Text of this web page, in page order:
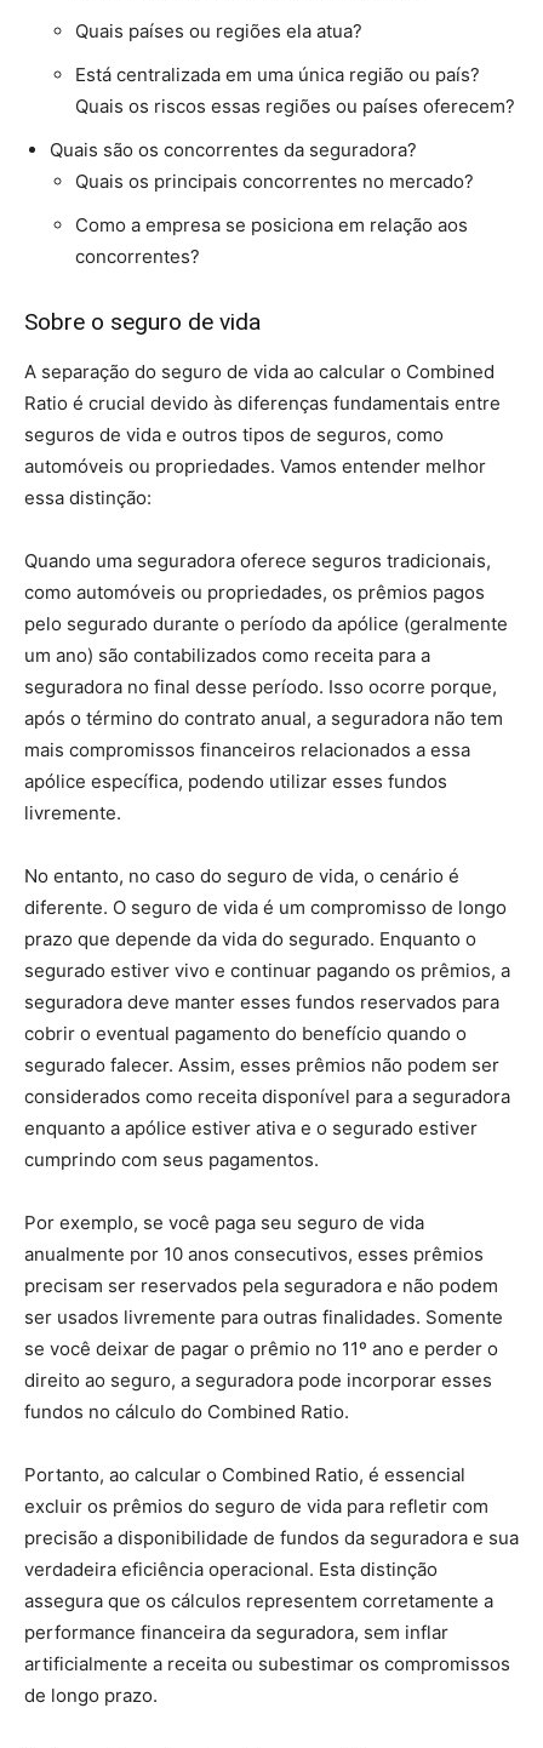
Quais países ou regiões ela atua?
Está centralizada em uma única região ou país?
Quais os riscos essas regiões ou países oferecem?
Quais são os concorrentes da seguradora?
Quais os principais concorrentes no mercado?
Como a empresa se posiciona em relação aos
concorrentes?
Sobre o seguro de vida
A separação do seguro de vida ao calcular o Combined
Ratio é crucial devido às diferenças fundamentais entre
seguros de vida e outros tipos de seguros, como
automóveis ou propriedades. Vamos entender melhor
essa distinção:
Quando uma seguradora oferece seguros tradicionais,
como automóveis ou propriedades, os prêmios pagos
pelo segurado durante o período da apólice (geralmente
um ano) são contabilizados como receita para a
seguradora no final desse período. Isso ocorre porque,
após o término do contrato anual, a seguradora não tem
mais compromissos financeiros relacionados a essa
apólice específica, podendo utilizar esses fundos
livremente.
No entanto, no caso do seguro de vida, o cenário é
diferente. O seguro de vida é um compromisso de longo
prazo que depende da vida do segurado. Enquanto o
segurado estiver vivo e continuar pagando os prêmios, a
seguradora deve manter esses fundos reservados para
cobrir o eventual pagamento do benefício quando o
segurado falecer. Assim, esses prêmios não podem ser
considerados como receita disponível para a seguradora
enquanto a apólice estiver ativa e o segurado estiver
cumprindo com seus pagamentos.
Por exemplo, se você paga seu seguro de vida
anualmente por 10 anos consecutivos, esses prêmios
precisam ser reservados pela seguradora e não podem
ser usados livremente para outras finalidades. Somente
se você deixar de pagar o prêmio no 11º ano e perder o
direito ao seguro, a seguradora pode incorporar esses
fundos no cálculo do Combined Ratio.
Portanto, ao calcular o Combined Ratio, é essencial
excluir os prêmios do seguro de vida para refletir com
precisão a disponibilidade de fundos da seguradora e sua
verdadeira eficiência operacional. Esta distinção
assegura que os cálculos representem corretamente a
performance financeira da seguradora, sem inflar
artificialmente a receita ou subestimar os compromissos
de longo prazo.